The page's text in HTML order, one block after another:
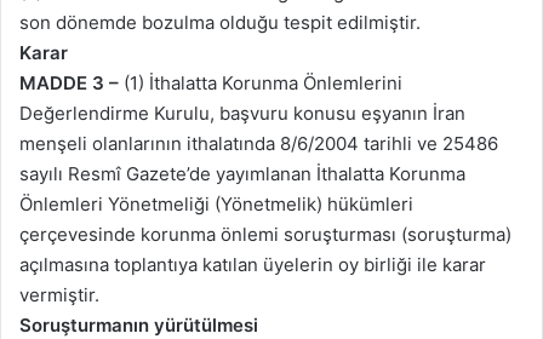
son dönemde bozulma olduğu tespit edilmiştir.
Karar
MADDE 3 – (1) İthalatta Korunma Önlemlerini
Değerlendirme Kurulu, başvuru konusu eşyanın İran
menşeli olanlarının ithalatında 8/6/2004 tarihli ve 25486
sayılı Resmî Gazete’de yayımlanan İthalatta Korunma
Önlemleri Yönetmeliği (Yönetmelik) hükümleri
çerçevesinde korunma önlemi soruşturması (soruşturma)
açılmasına toplantıya katılan üyelerin oy birliği ile karar
vermiştir.
Soruşturmanın yürütülmesi